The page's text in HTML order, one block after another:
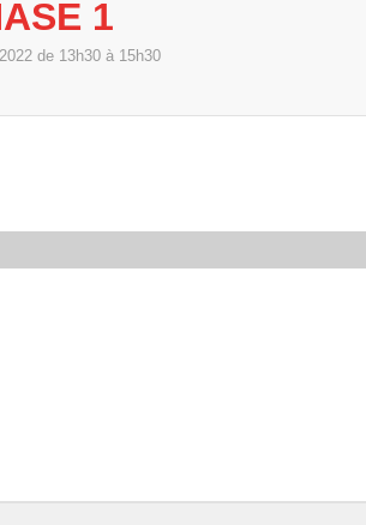
1
2022 de 13h30 à 15h30